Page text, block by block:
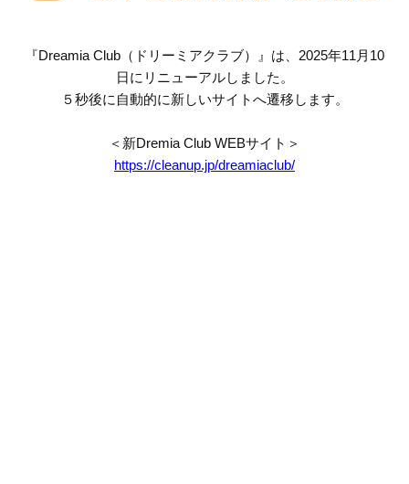
『Dreamia Club（ドリーミアクラブ）』は、2025年11月10
日にリニューアルしました。
５秒後に自動的に新しいサイトへ遷移します。
＜新Dremia Club WEBサイト＞
https://cleanup.jp/dreamiaclub/